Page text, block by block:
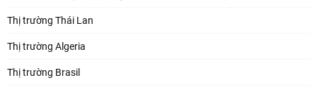
Thị trường Thái Lan
Thị trường Algeria
Thị trường Brasil